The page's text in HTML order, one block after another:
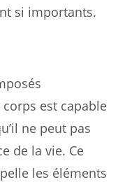
si importants.
est capable
ne peut pas
de la vie. Ce
les éléments